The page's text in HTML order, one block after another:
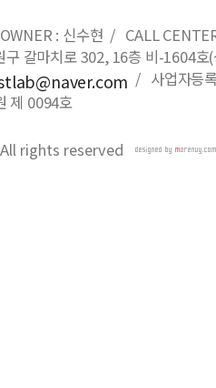
: 신수현 / CALL
구 갈마치로 302, 16층 비-1604
/ 사업자등
제 0094호
rights reserved